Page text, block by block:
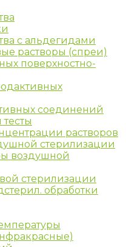
с альдегидами
растворы (спреи)
поверхностно-
соединений
растворов
стерилизации
воздушной
стерилизации
обработки